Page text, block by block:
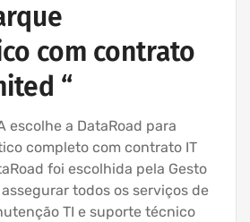
com contrato
“
escolhe a DataRoad para
completo com contrato IT
foi escolhida pela Gesto
todos os serviços de
TI e suporte técnico